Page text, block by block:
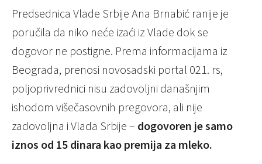
Predsednica Vlade Srbije Ana Brnabić ranije je
poručila da niko neće izaći iz Vlade dok se
dogovor ne postigne. Prema informacijama iz
Beograda, prenosi novosadski portal 021. rs,
poljoprivrednici nisu zadovoljni današnjim
ishodom višečasovnih pregovora, ali nije
zadovoljna i Vlada Srbije – dogovoren je samo
iznos od 15 dinara kao premija za mleko.